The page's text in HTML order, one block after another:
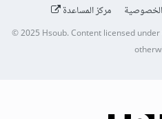
مركز المساعدة
© 2025Hsoub.Content licensed